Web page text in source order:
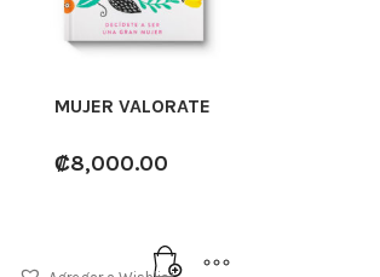
MUJER VALORATE
₡8,000.00